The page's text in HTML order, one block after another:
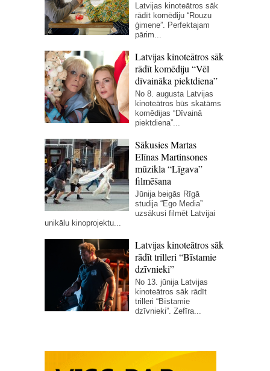
Latvijas kinoteātros sāk
rādīt komēdiju “Rouzu
ģimene”. Perfektajam
pārim...
Latvijas kinoteātros sāk
rādīt komēdiju “Vēl
dīvaināka piektdiena”
No 8. augusta Latvijas
kinoteātros būs skatāms
komēdijas “Dīvainā
piektdiena”...
Sākusies Martas
Elīnas Martinsones
mūzikla “Līgava”
filmēšana
Jūnija beigās Rīgā
studija “Ego Media”
uzsākusi filmēt Latvijai
unikālu kinoprojektu...
Latvijas kinoteātros sāk
rādīt trilleri “Bīstamie
dzīvnieki”
No 13. jūnija Latvijas
kinoteātros sāk rādīt
trilleri “Bīstamie
dzīvnieki”. Zefīra...